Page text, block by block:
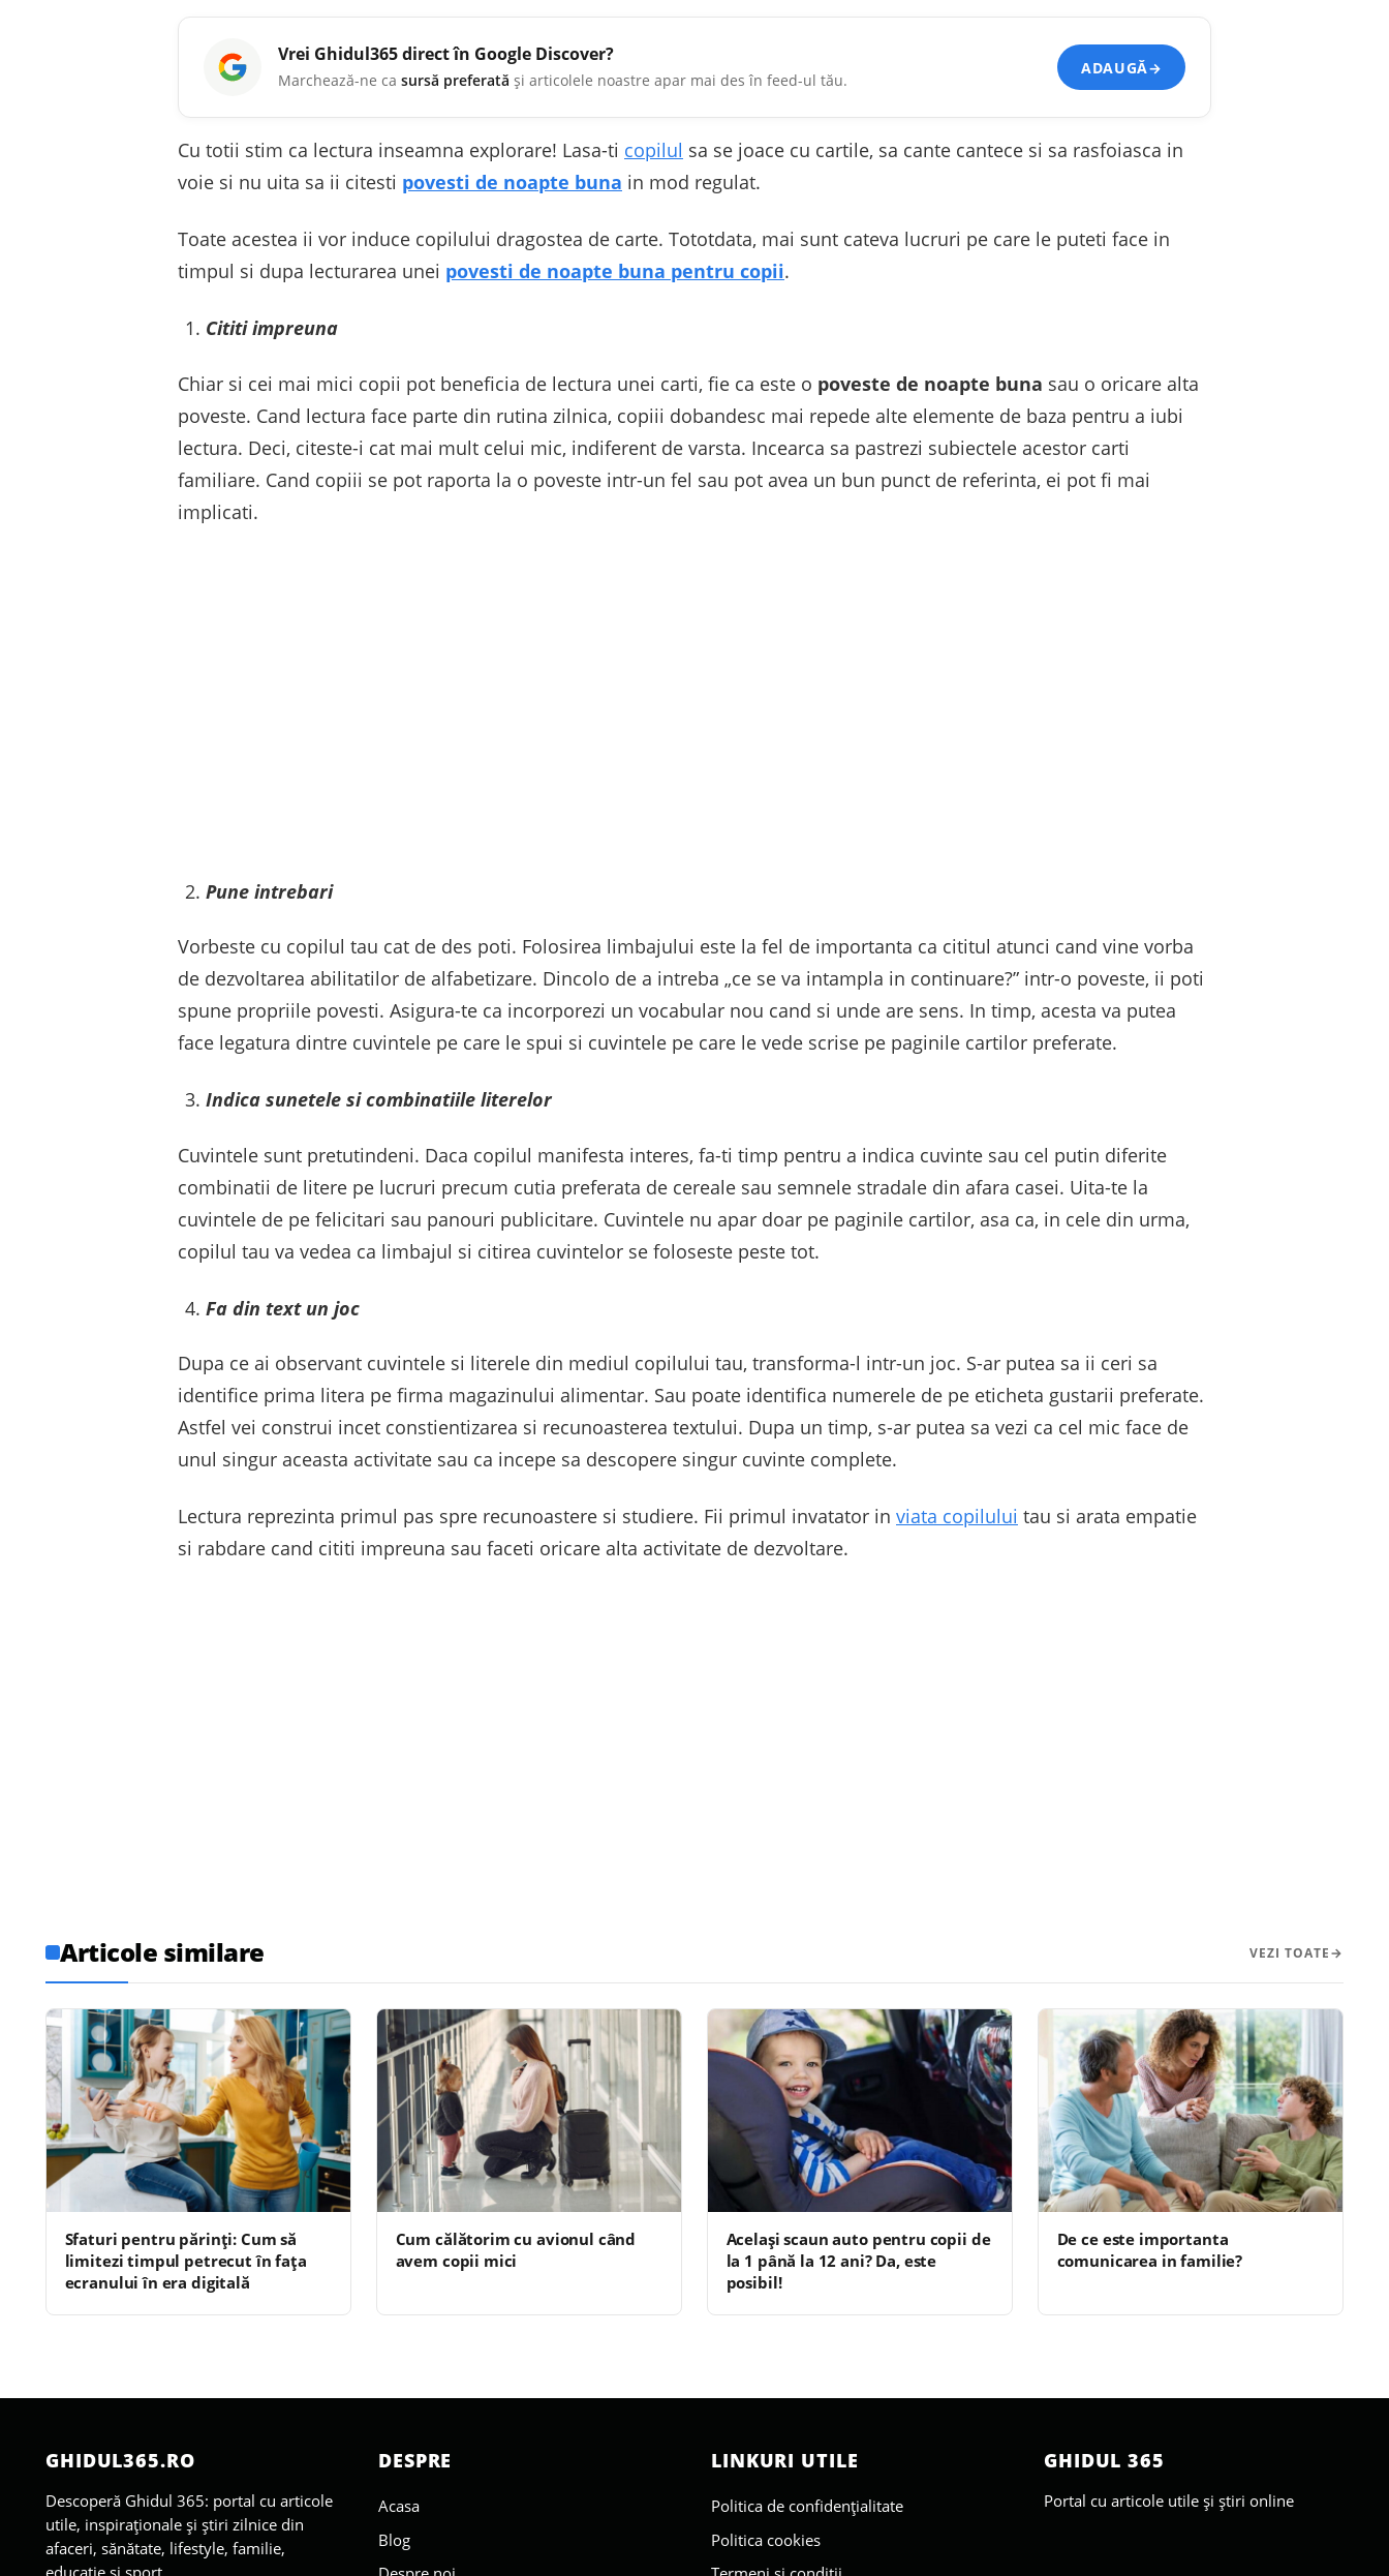
Vrei Ghidul365direct în Google Discover?
Marchează-ne ca sursă preferată și articolele noastre apar mai des în feed-ul tău.
ADAUGĂ→
Cu totii stim ca lectura inseamna explorare! Lasa-ti copilul sa se joace cu cartile, sa cante cantece si sa rasfoiasca in
voie si nu uita sa ii citesti povesti de noapte buna in mod regulat.
Toate acestea ii vor induce copilului dragostea de carte. Tototdata, mai sunt cateva lucruri pe care le puteti face in
timpul si dupa lecturarea unei povesti de noapte buna pentru copii.
Cititi impreuna
Chiar si cei mai mici copii pot beneficia de lectura unei carti, fie ca este o poveste de noapte buna sau o oricare alta
poveste. Cand lectura face parte din rutina zilnica, copiii dobandesc mai repede alte elemente de baza pentru a iubi
lectura. Deci, citeste-i cat mai mult celui mic, indiferent de varsta. Incearca sa pastrezi subiectele acestor carti
familiare. Cand copiii se pot raporta la o poveste intr-un fel sau pot avea un bun punct de referinta, ei pot fi mai
implicati.
Pune intrebari
Vorbeste cu copilul tau cat de des poti. Folosirea limbajului este la fel de importanta ca cititul atunci cand vine vorba
de dezvoltarea abilitatilor de alfabetizare. Dincolo de a intreba „ce se va intampla in continuare?” intr-o poveste, ii poti
spune propriile povesti. Asigura-te ca incorporezi un vocabular nou cand si unde are sens. In timp, acesta va putea
face legatura dintre cuvintele pe care le spui si cuvintele pe care le vede scrise pe paginile cartilor preferate.
Indica sunetele si combinatiile literelor
Cuvintele sunt pretutindeni. Daca copilul manifesta interes, fa-ti timp pentru a indica cuvinte sau cel putin diferite
combinatii de litere pe lucruri precum cutia preferata de cereale sau semnele stradale din afara casei. Uita-te la
cuvintele de pe felicitari sau panouri publicitare. Cuvintele nu apar doar pe paginile cartilor, asa ca, in cele din urma,
copilul tau va vedea ca limbajul si citirea cuvintelor se foloseste peste tot.
Fa din text un joc
Dupa ce ai observant cuvintele si literele din mediul copilului tau, transforma-l intr-un joc. S-ar putea sa ii ceri sa
identifice prima litera pe firma magazinului alimentar. Sau poate identifica numerele de pe eticheta gustarii preferate.
Astfel vei construi incet constientizarea si recunoasterea textului. Dupa un timp, s-ar putea sa vezi ca cel mic face de
unul singur aceasta activitate sau ca incepe sa descopere singur cuvinte complete.
Lectura reprezinta primul pas spre recunoastere si studiere. Fii primul invatator in viata copilului tau si arata empatie
si rabdare cand cititi impreuna sau faceti oricare alta activitate de dezvoltare.
Articole similare VEZI TOATE
Sfaturi pentru părinți: Cum să
limitezi timpul petrecut în fața
ecranului în era digitală
Cum călătorim cu avionul când
avem copii mici
Același scaun auto pentru copii de
la 1 până la 12 ani? Da, este
posibil!
De ce este importanta
comunicarea in familie?
GHIDUL365.RO
Descoperă Ghidul 365: portal cu articole
utile, inspiraționale și știri zilnice din
afaceri, sănătate, lifestyle, familie,
DESPRE
Acasa
Blog
LINKURI UTILE
Politica de confidențialitate
Politica cookies
GHIDUL 365
Portal cu articole utile și știri online